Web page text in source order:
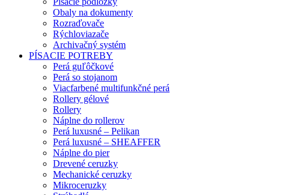
Obaly na dokumenty
Rozraďovače
Rýchloviazače
Archivačný systém
PÍSACIE POTREBY
Perá guľôčkové
Perá so stojanom
Viacfarbené multifunkčné perá
Rollery gélové
Rollery
Náplne do rollerov
Perá luxusné – Pelikan
Perá luxusné – SHEAFFER
Náplne do pier
Drevené ceruzky
Mechanické ceruzky
Mikroceruzky